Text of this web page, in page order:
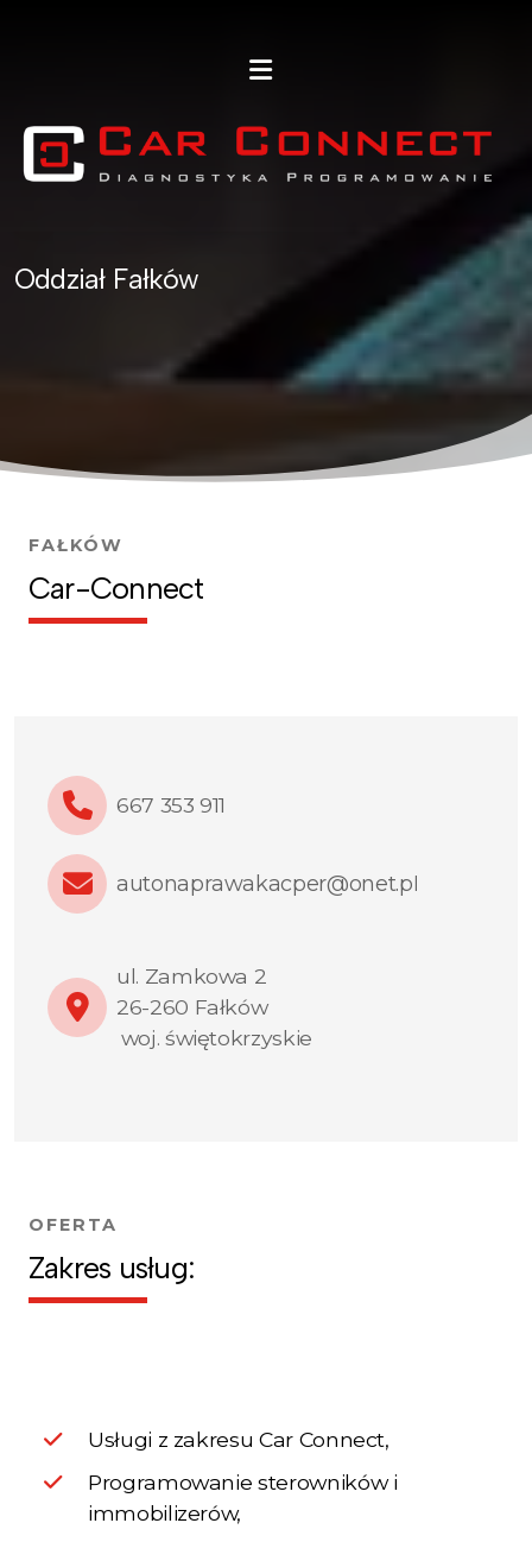
Oddział Fałków
FAŁKÓW
Car-Connect
667 353 911
autonaprawakacper@onet.pl
ul. Zamkowa 2
26-260 Fałków
woj. świętokrzyskie
OFERTA
Zakres usług:
Usługi z zakresu Car Connect,
Programowanie sterowników i
immobilizerów,